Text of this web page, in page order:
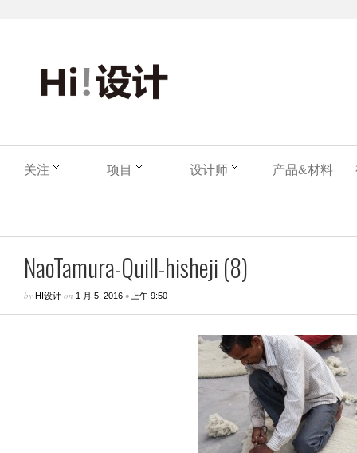
关注 项目 设计师 产品&材料
NaoTamura-Quill-hisheji (8)
by HI设计 on 1 月 5, 2016 • 上午 9:50